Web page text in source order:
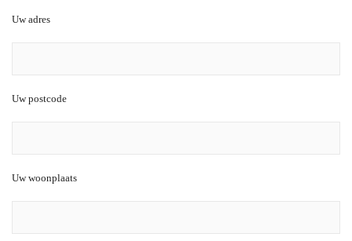
Uw adres
Uw postcode
Uw woonplaats